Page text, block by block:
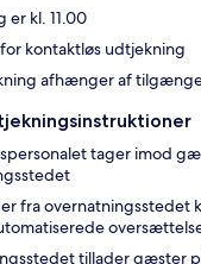
er kl. 11.00
kontaktløs udtjekning
afhænger af
tager imod
fra overnatningsstedet
tillader gæster